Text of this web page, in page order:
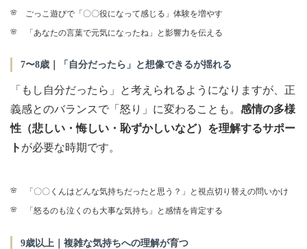
ごっこ遊びで「〇〇役になって感じる」体験を増やす
「あなたの言葉で元気になったね」と影響力を伝える
7〜8歳｜「自分だったら」と想像できるが揺れる
「もし自分だったら」と考えられるようになりますが、正
義感とのバランスで「怒り」に変わることも。 感情の多様
性（悲しい・悔しい・恥ずかしいなど）を理解するサポー
ト が必要な時期です。
「〇〇くんはどんな気持ちだったと思う？」と視点切り替えの問いかけ
「怒るのも泣くのも大事な気持ち」と感情を肯定する
9歳以上｜複雑な気持ちへの理解が育つ